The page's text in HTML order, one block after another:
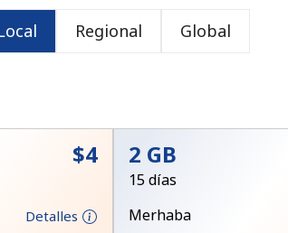
Regional Global
⁦$4⁩
Detalles
2 GB
15 días
Merhaba